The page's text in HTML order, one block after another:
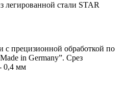
легированной стали STAR
прецизионной обработкой по
in Germany”. Срез
0,4 мм